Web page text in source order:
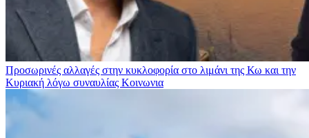
Προσωρινές αλλαγές στην κυκλοφορία στο λιμάνι της Κω και την
Κυριακή λόγω συναυλίας Κοινωνια